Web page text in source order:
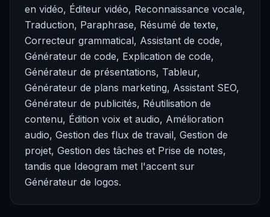
en vidéo, Éditeur vidéo, Reconnaissance vocale,
Traduction, Paraphrase, Résumé de texte,
Correcteur grammatical, Assistant de code,
Générateur de code, Explication de code,
Générateur de présentations, Tableur,
Générateur de plans marketing, Assistant SEO,
Générateur de publicités, Réutilisation de
contenu, Édition voix et audio, Amélioration
audio, Gestion des flux de travail, Gestion de
projet, Gestion des tâches et Prise de notes,
tandis que Ideogram met l'accent sur
Générateur de logos.